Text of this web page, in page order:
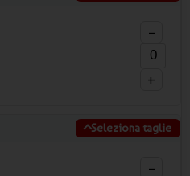
−
+
Seleziona taglie
−